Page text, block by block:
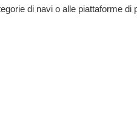
di navi o alle piattaforme di